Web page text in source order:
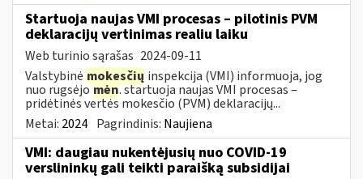
Startuoja naujas VMI procesas – pilotinis PVM
deklaracijų vertinimas realiu laiku
Web turinio sąrašas 2024-09-11
Valstybinė mokesčių inspekcija (VMI) informuoja, jog
nuo rugsėjomėn. startuoja naujas VMI procesas –
pridėtinės vertės mokesčio (PVM) deklaracijų...
Metai: 2024 Pagrindinis: Naujiena
VMI: daugiau nukentėjusių nuo COVID-19
verslininkų gali teikti paraišką subsidijai